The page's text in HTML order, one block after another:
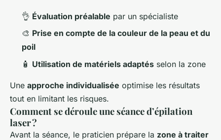
👌 Évaluation préalable par un spécialiste
🎨 Prise en compte de la couleur de la peau et du
poil
🧴 Utilisation de matériels adaptés selon la zone
Une approche individualisée optimise les résultats
tout en limitant les risques.
Comment se déroule une séance d’épilation
laser ?
Avant la séance, le praticien prépare la zone à traiter